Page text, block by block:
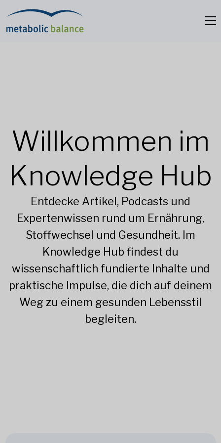
Willkommen im
Knowledge Hub
Entdecke Artikel, Podcasts und
Expertenwissen rund um Ernährung,
Stoffwechsel und Gesundheit. Im
Knowledge Hub findest du
wissenschaftlich fundierte Inhalte und
praktische Impulse, die dich auf deinem
Weg zu einem gesunden Lebensstil
begleiten.